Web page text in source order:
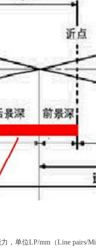
，单位LP/mm（Line pairs/